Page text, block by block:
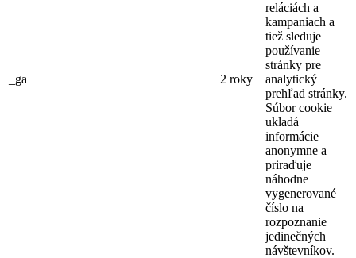
_ga 2 roky
reláciách a
kampaniach a
tiež sleduje
používanie
stránky pre
analytický
prehľad stránky.
Súbor cookie
ukladá
informácie
anonymne a
priraďuje
náhodne
vygenerované
číslo na
rozpoznanie
jedinečných
návštevníkov.